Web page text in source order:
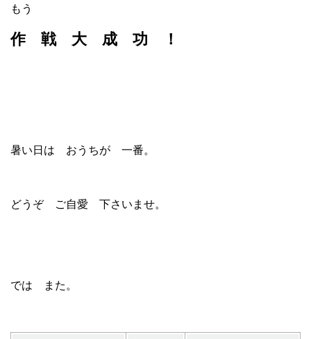
もう
作 戦 大 成 功 ！
暑い日は おうちが 一番。
どうぞ ご自愛 下さいませ。
では また。